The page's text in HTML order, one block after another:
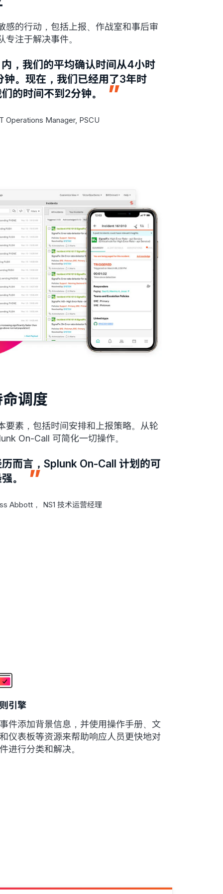
感的行动，包括上报、作战室和事后审
专注于解决事件。
内，我们的平均确认时间从4小时
钟。现在，我们已经用了3年时
的时间不到2分钟。
Operations Manager, PSCU
调度
要素，包括时间安排和上报策略。从轮
On-Call 可简化一切操作。
而言，Splunk On-Call 计划的可
。
Abbott， NS1 技术运营经理
引擎
件添加背景信息，并使用操作手册、文
仪表板等资源来帮助响应人员更快地对
进行分类和解决。